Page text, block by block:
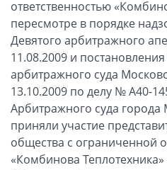
ответственностью
пересмотре в порядке
Девятого арбитражного
11.08.2009 и
арбитражного суда
13.10.2009 по делу № А40-
Арбитражного суда города
приняли участие
общества с ограниченной
«Комбинова